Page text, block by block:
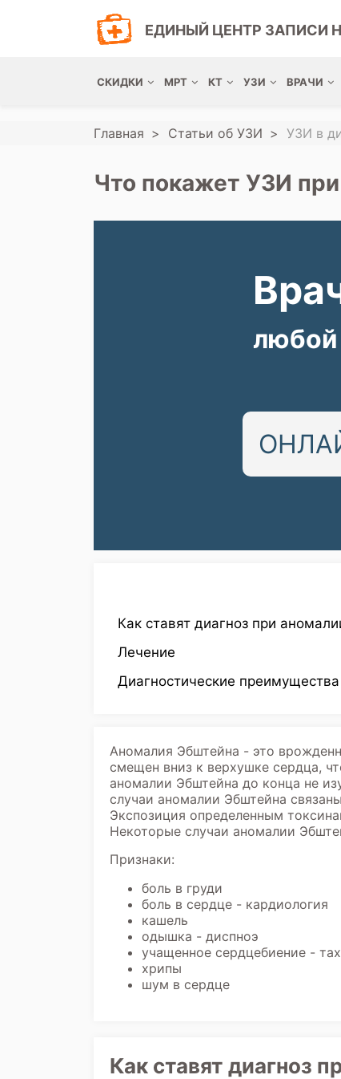
ЕДИНЫЙ ЦЕНТР ЗАПИСИ
СКИДКИ МРТ КТ УЗИ ВРАЧИ
Главная Статьи об УЗИ УЗИ в
Что покажет УЗИ
любой
Как ставят диагноз при
Лечение
Диагностические преимущества
Аномалия Эбштейна - это
смещен вниз к верхушке сердца,
аномалии Эбштейна до конца не
случаи аномалии Эбштейна
Экспозиция определенным
Некоторые случаи аномалии
Признаки:
боль в груди
боль в сердце - кардиология
кашель
одышка - диспноэ
учащенное сердцебиение -
хрипы
шум в сердце
Как ставят диагноз